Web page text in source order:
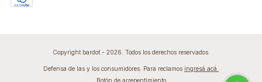
Copyright bardot - 2026. Todos los derechos reservados.
Defensa de las y los consumidores. Para reclamos ingresá acá.
Botón de arrepentimiento